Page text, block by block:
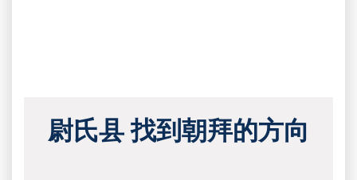
尉氏县 找到朝拜的方向